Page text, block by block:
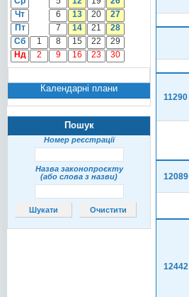
Чт
6 13 20
27
Пт
7 14 21
28
Сб
1 8 15 22
29
Нд
2 9 16 23 30
Календарні плани
Пошук
Номер реєстрації
Назва законопроєкту
(або слова з назви)
11290
12089
12442